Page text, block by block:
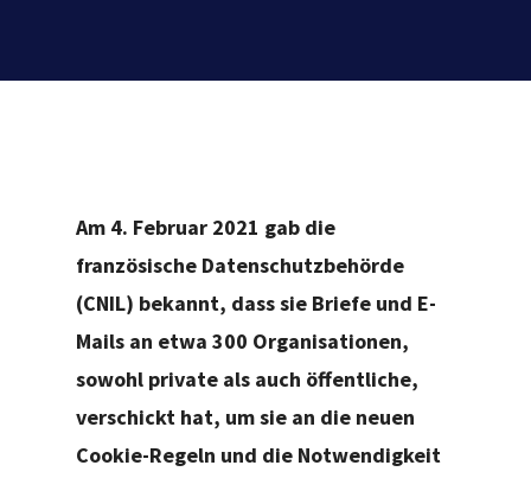
Am 4. Februar 2021 gab die
französische Datenschutzbehörde
(CNIL) bekannt, dass sie Briefe und E-
Mails an etwa 300 Organisationen,
sowohl private als auch öffentliche,
verschickt hat, um sie an die neuen
Cookie-Regeln und die Notwendigkeit